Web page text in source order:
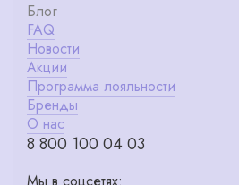
Блог
FAQ
Новости
Акции
Программа лояльности
Бренды
О нас
8 800 100 04 03